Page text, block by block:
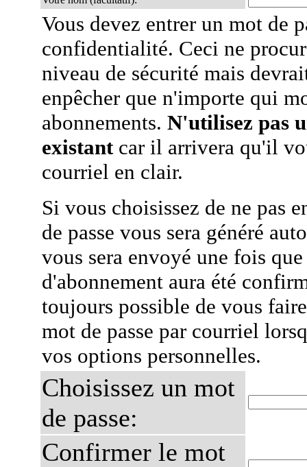
Vous devez entrer un mot de
confidentialité. Ceci ne
niveau de sécurité mais
enpêcher que n'importe qui
abonnements. N'utilisez pas
existantcar il arrivera qu'il
courriel en clair.
Si vous choisissez de ne pas
de passe vous sera généré
vous sera envoyé une fois
d'abonnement aura été
toujours possible de vous
mot de passe par courriel
vos options personnelles.
Choisissez un mot
de passe:
Confirmer le mot